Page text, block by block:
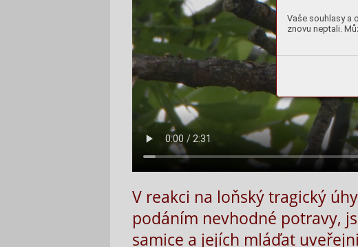
Vaše souhlasy a
znovu neptali.
V reakci na loňský tragický
podáním nevhodné potravy,
samice a jejích mláďat